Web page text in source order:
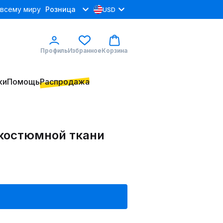
миру Розница USD
ПрофильИзбранноеКорзина
ПомощьРаспродажа
ткани